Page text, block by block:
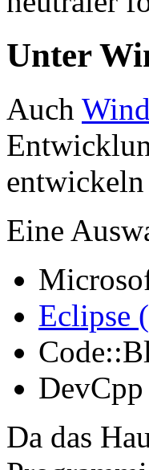
Unter
Auch
entwickeln
Eine
Eclipse
DevCpp
Da das